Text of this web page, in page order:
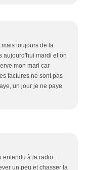
toujours de la
aujourd'hui mardi et on
mon mari car
factures ne sont pas
un jour je ne paye
entendu à la radio.
un peu et chasser la